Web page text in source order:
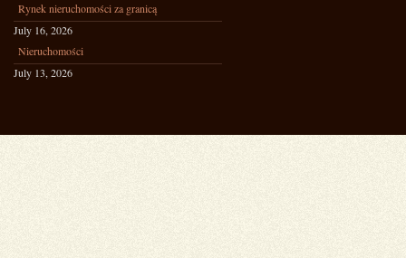
Rynek nieruchomości za granicą
July 16, 2026
Nieruchomości
July 13, 2026